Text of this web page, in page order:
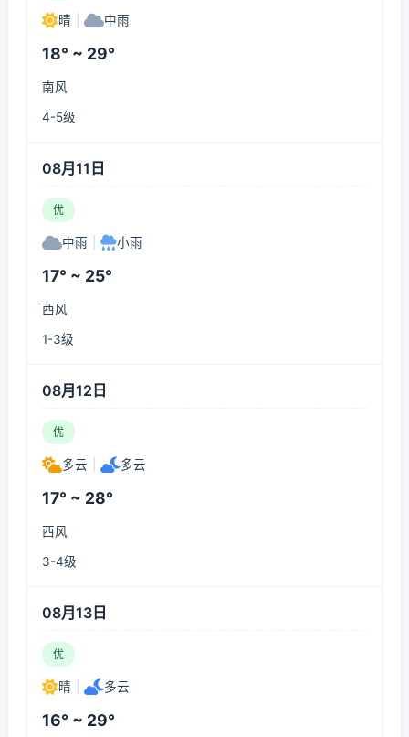
晴 中雨
18° ~ 29°
南风
4-5级
08月11日
优
中雨 小雨
17° ~ 25°
西风
1-3级
08月12日
优
多云 多云
17° ~ 28°
西风
3-4级
08月13日
优
晴 多云
16° ~ 29°